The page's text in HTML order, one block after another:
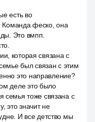
есть во
Команда феско, она
Это вмпп.
которая связана с
был связан с этим
это направление?
деле это было
семья тоже связана с
это значит не
И все детство мы